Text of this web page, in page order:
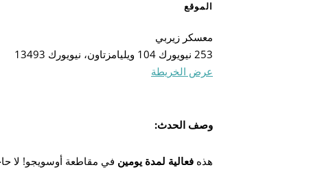
الموقع
معسكر زيربي
253 نيويورك 104 ويليامزتاون، نيويورك 13493
عرض الخريطة
وصف الحدث:
هذه فعالية لمدة يومين في مقاطعة أوسويجو! لا